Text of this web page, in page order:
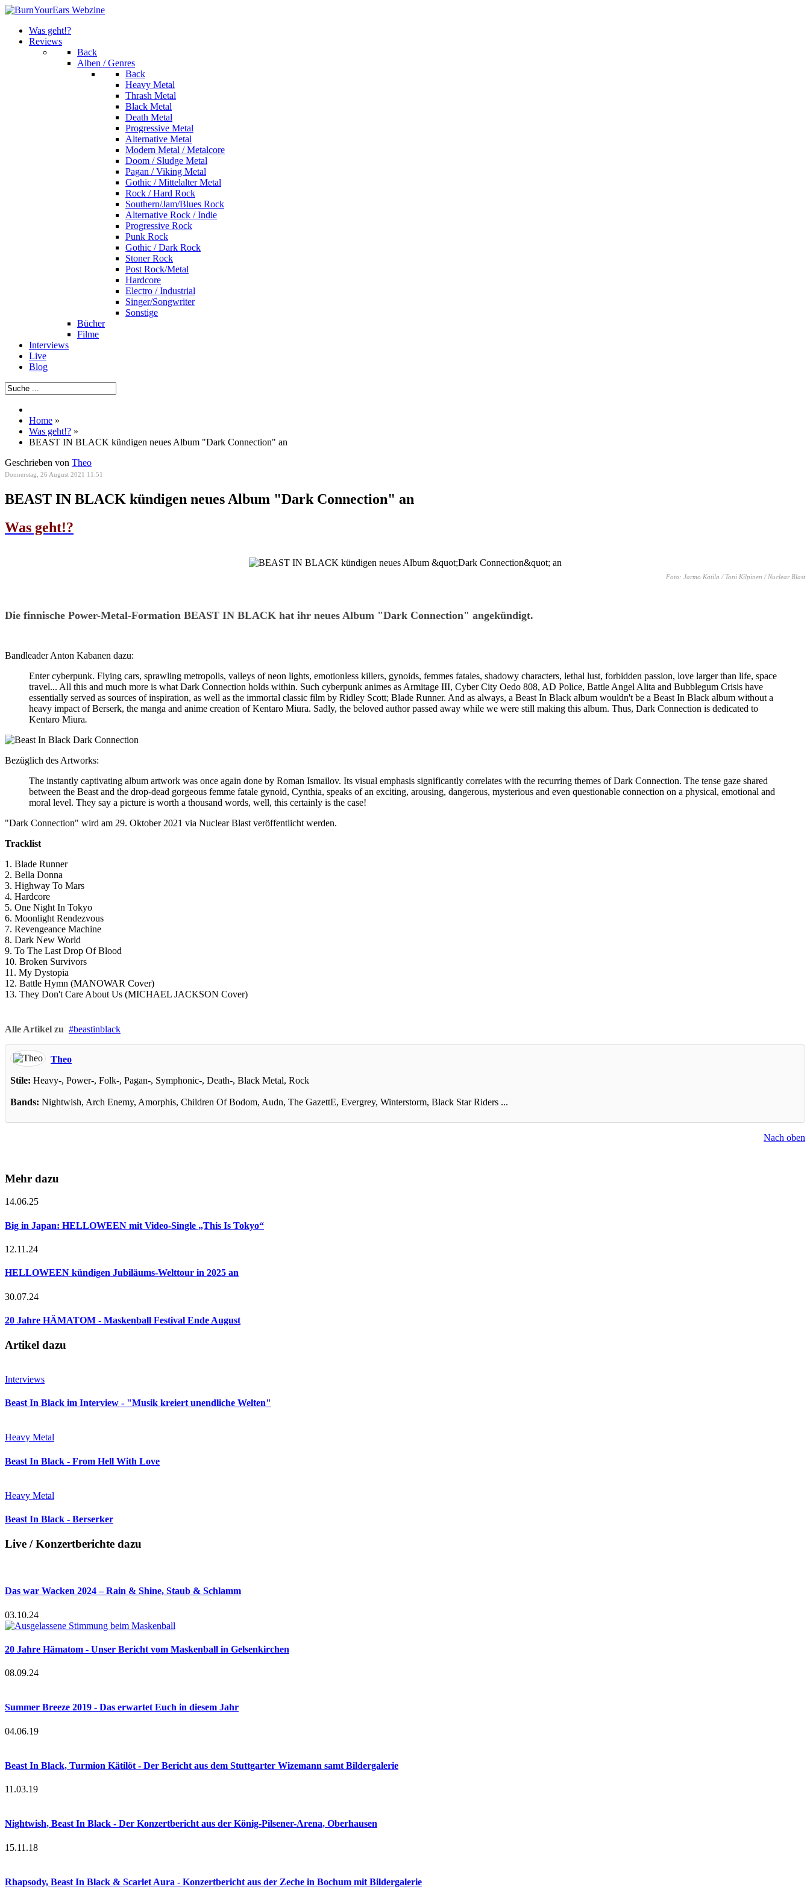
Was geht!?
Reviews
Back
Alben / Genres
Back
Heavy Metal
Thrash Metal
Black Metal
Death Metal
Progressive Metal
Alternative Metal
Modern Metal / Metalcore
Doom / Sludge Metal
Pagan / Viking Metal
Gothic / Mittelalter Metal
Rock / Hard Rock
Southern/Jam/Blues Rock
Alternative Rock / Indie
Progressive Rock
Punk Rock
Gothic / Dark Rock
Stoner Rock
Post Rock/Metal
Hardcore
Electro / Industrial
Singer/Songwriter
Sonstige
Bücher
Filme
Interviews
Live
Blog
Home »
Was geht!? »
BEAST IN BLACK kündigen neues Album "Dark Connection" an
Geschrieben von Theo
Donnerstag, 26 August 2021 11:51
BEAST IN BLACK kündigen neues Album "Dark Connection" an
Was geht!?
Foto: Jarmo Katila / Toni Kilpinen / Nuclear Blast
Die finnische Power-Metal-Formation BEAST IN BLACK hat ihr neues Album "Dark Connection" angekündigt.
Bandleader Anton Kabanen dazu:
Enter cyberpunk. Flying cars, sprawling metropolis, valleys of neon lights, emotionless killers, gynoids, femmes fatales, shadowy characters, lethal lust, forbidden passion, love larger than life, space
travel... All this and much more is what Dark Connection holds within. Such cyberpunk animes as Armitage III, Cyber City Oedo 808, AD Police, Battle Angel Alita and Bubblegum Crisis have
essentially served as sources of inspiration, as well as the immortal classic film by Ridley Scott; Blade Runner. And as always, a Beast In Black album wouldn't be a Beast In Black album without a
heavy impact of Berserk, the manga and anime creation of Kentaro Miura. Sadly, the beloved author passed away while we were still making this album. Thus, Dark Connection is dedicated to
Kentaro Miura.
Bezüglich des Artworks:
The instantly captivating album artwork was once again done by Roman Ismailov. Its visual emphasis significantly correlates with the recurring themes of Dark Connection. The tense gaze shared
between the Beast and the drop-dead gorgeous femme fatale gynoid, Cynthia, speaks of an exciting, arousing, dangerous, mysterious and even questionable connection on a physical, emotional and
moral level. They say a picture is worth a thousand words, well, this certainly is the case!
"Dark Connection" wird am 29. Oktober 2021 via Nuclear Blast veröffentlicht werden.
Tracklist
1. Blade Runner
2. Bella Donna
3. Highway To Mars
4. Hardcore
5. One Night In Tokyo
6. Moonlight Rendezvous
7. Revengeance Machine
8. Dark New World
9. To The Last Drop Of Blood
10. Broken Survivors
11. My Dystopia
12. Battle Hymn (MANOWAR Cover)
13. They Don't Care About Us (MICHAEL JACKSON Cover)
Alle Artikel zu beastinblack
Theo
Stile: Heavy-, Power-, Folk-, Pagan-, Symphonic-, Death-, Black Metal, Rock
Bands: Nightwish, Arch Enemy, Amorphis, Children Of Bodom, Audn, The GazettE, Evergrey, Winterstorm, Black Star Riders ...
Nach oben
Mehr dazu
14.06.25
Big in Japan: HELLOWEEN mit Video-Single „This Is Tokyo“
12.11.24
HELLOWEEN kündigen Jubiläums-Welttour in 2025 an
30.07.24
20 Jahre HÄMATOM - Maskenball Festival Ende August
Artikel dazu
Interviews
Beast In Black im Interview - "Musik kreiert unendliche Welten"
Heavy Metal
Beast In Black - From Hell With Love
Heavy Metal
Beast In Black - Berserker
Live / Konzertberichte dazu
Das war Wacken 2024 – Rain & Shine, Staub & Schlamm
03.10.24
20 Jahre Hämatom - Unser Bericht vom Maskenball in Gelsenkirchen
08.09.24
Summer Breeze 2019 - Das erwartet Euch in diesem Jahr
04.06.19
Beast In Black, Turmion Kätilöt - Der Bericht aus dem Stuttgarter Wizemann samt Bildergalerie
11.03.19
Nightwish, Beast In Black - Der Konzertbericht aus der König-Pilsener-Arena, Oberhausen
15.11.18
Rhapsody, Beast In Black & Scarlet Aura - Konzertbericht aus der Zeche in Bochum mit Bildergalerie